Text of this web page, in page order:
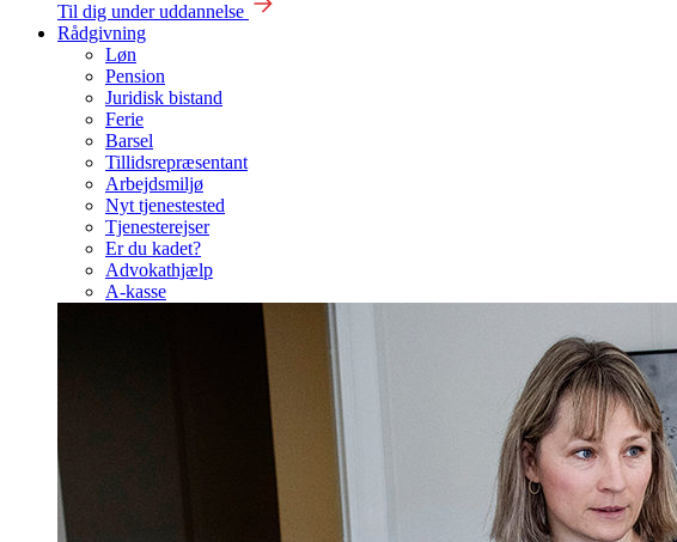
Til dig under uddannelse
Rådgivning
Løn
Pension
Juridisk bistand
Ferie
Barsel
Tillidsrepræsentant
Arbejdsmiljø
Nyt tjenestested
Tjenesterejser
Er du kadet?
Advokathjælp
A-kasse